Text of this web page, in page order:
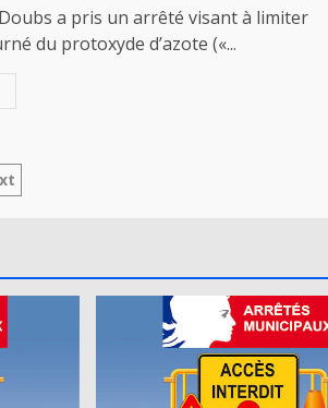
a pris un arrêté visant à limiter
du protoxyde d’azote («...